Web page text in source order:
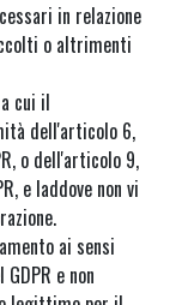
in relazione
o altrimenti
cui il
dell'articolo 6,
o dell'articolo 9,
e laddove non vi
ai sensi
e non